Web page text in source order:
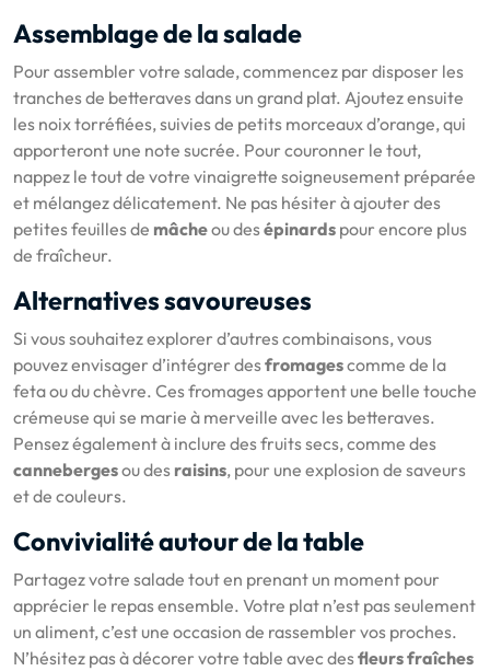
Assemblage de la salade
Pour assembler votre salade, commencez par disposer les
tranches de betteraves dans un grand plat. Ajoutez ensuite
les noix torréfiées, suivies de petits morceaux d’orange, qui
apporteront une note sucrée. Pour couronner le tout,
nappez le tout de votre vinaigrette soigneusement préparée
et mélangez délicatement. Ne pas hésiter à ajouter des
petites feuilles de mâcheou desépinards pour encore plus
de fraîcheur.
Alternatives savoureuses
Si vous souhaitez explorer d’autres combinaisons, vous
pouvez envisager d’intégrer desfromagescomme de la
feta ou du chèvre. Ces fromages apportent une belle touche
crémeuse qui se marie à merveille avec les betteraves.
Pensez également à inclure des fruits secs, comme des
cannebergesou des raisins, pour une explosion de saveurs
et de couleurs.
Convivialité autour de la table
Partagez votre salade tout en prenant un moment pour
apprécier le repas ensemble. Votre plat n’est pas seulement
un aliment, c’est une occasion de rassembler vos proches.
N’hésitez pas à décorer votre table avec desfleurs fraîches